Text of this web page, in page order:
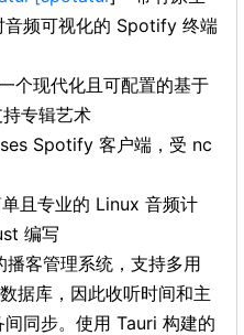
音频可视化的 Spotify 终端
个现代化且可配置的基于
专辑艺术
Spotify 客户端，受 nc
且专业的 Linux 音频计
编写
客管理系统，支持多用
据库，因此收听时间和主
同步。使用 Tauri 构建的